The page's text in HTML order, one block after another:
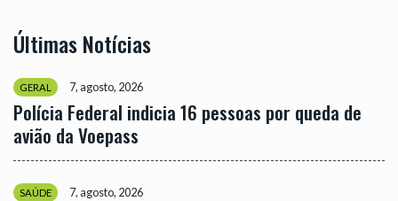
Últimas Notícias
GERAL 7, agosto, 2026
Polícia Federal indicia 16 pessoas por queda de
avião da Voepass
SAÚDE 7, agosto, 2026